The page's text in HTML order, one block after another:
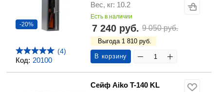
Код: 20100
-20%
(4)
Вес, кг: 10.2
Есть в наличии
7 240 руб. 9 050 руб.
Выгода 1 810 руб.
В корзину
Сейф Aiko T-140 KL